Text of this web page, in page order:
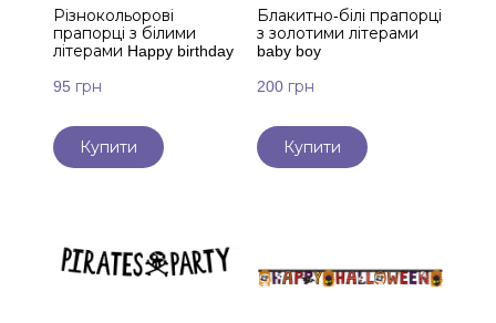
Різнокольорові
прапорці з білими
літерами Happy birthday
95 грн
Купити
Блакитно-білі прапорці
з золотими літерами
baby boy
200 грн
Купити